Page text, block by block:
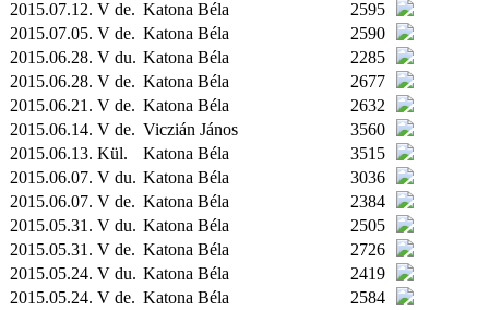
2015.07.12. V de. Katona Béla
2595
2015.07.05. V de. Katona Béla
2590
2015.06.28. V du. Katona Béla
2285
2015.06.28. V de. Katona Béla
2677
2015.06.21. V de. Katona Béla
2632
2015.06.14. V de. Viczián János
3560
2015.06.13. Kül. Katona Béla
3515
2015.06.07. V du. Katona Béla
3036
2015.06.07. V de. Katona Béla
2384
2015.05.31. V du. Katona Béla
2505
2015.05.31. V de. Katona Béla
2726
2015.05.24. V du. Katona Béla
2419
2015.05.24. V de. Katona Béla
2584